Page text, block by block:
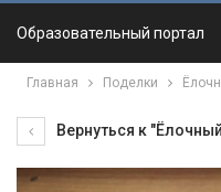
Образовательный портал
Главная Поделки
Вернуться к